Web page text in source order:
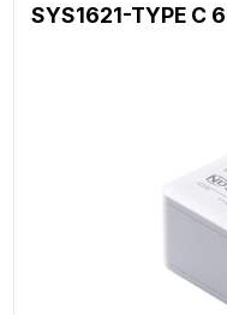
SYS1621-TYPE C